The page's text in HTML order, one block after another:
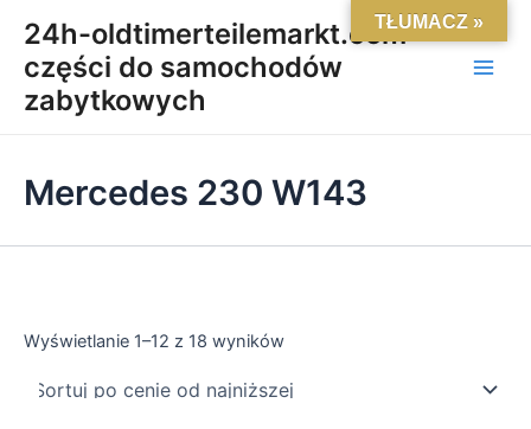
content
24h-oldtimerteilemarkt.com-
części do samochodów
zabytkowych
Main
Mercedes 230 W143
Wyświetlanie 1–12 z 18 wyników
według
ceny:
od
niskiej
TŁUMACZ »